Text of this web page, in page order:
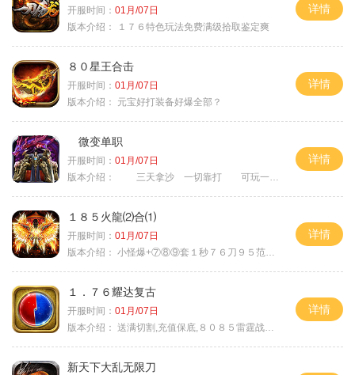
开服时间： 01月/07日
版本介绍：
１７６特色玩法免费满级拾取鉴定爽
详情
８０星王合击
开服时间： 01月/07日
版本介绍：
元宝好打装备好爆全部？
详情
微变单职
开服时间： 01月/07日
版本介绍：
三天拿沙 一切靠打 可玩一年
详情
１８５火龍⑵合⑴
开服时间： 01月/07日
版本介绍： 小怪爆+⑦⑧⑨套１秒７６刀９５范围捡
详情
１．７６耀达复古
开服时间： 01月/07日
版本介绍： 送满切割,充值保底,８０８５雷霆战神微变
详情
新天下大乱无限刀